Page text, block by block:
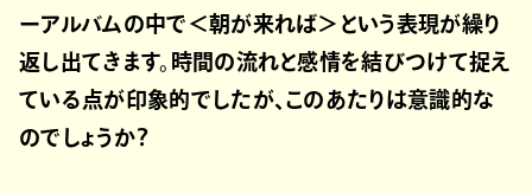
ーアルバムの中で＜朝が来れば＞という表現が繰り
返し出てきます。時間の流れと感情を結びつけて捉え
ている点が印象的でしたが、このあたりは意識的な
のでしょうか？